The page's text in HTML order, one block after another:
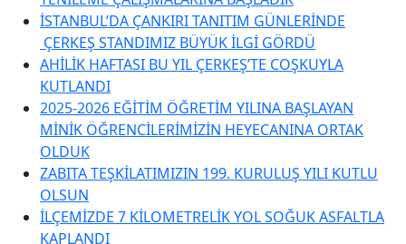
İSTANBUL’DA ÇANKIRI TANITIM GÜNLERİNDE
ÇERKEŞ STANDIMIZ BÜYÜK İLGİ GÖRDÜ
AHİLİK HAFTASI BU YIL ÇERKEŞ’TE COŞKUYLA
KUTLANDI
2025-2026 EĞİTİM ÖĞRETİM YILINA BAŞLAYAN
MİNİK ÖĞRENCİLERİMİZİN HEYECANINA ORTAK
OLDUK
ZABITA TEŞKİLATIMIZIN 199. KURULUŞ YILI KUTLU
OLSUN
İLÇEMİZDE 7 KİLOMETRELİK YOL SOĞUK ASFALTLA
KAPLANDI